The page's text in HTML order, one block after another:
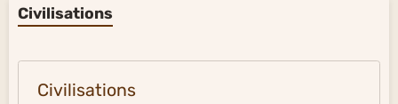
Civilisations
Civilisations